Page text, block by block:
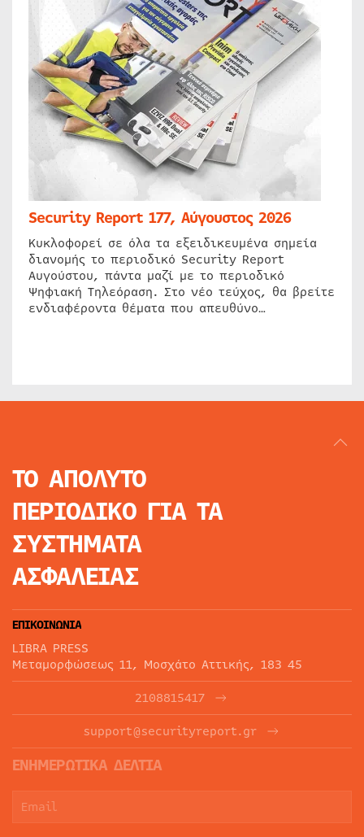
Security Report 177, Αύγουστος 2026
Κυκλοφορεί σε όλα τα εξειδικευμένα σημεία
διανομής το περιοδικό Security Report
Αυγούστου, πάντα μαζί με το περιοδικό
Ψηφιακή Τηλεόραση. Στο νέο τεύχος, θα βρείτε
ενδιαφέροντα θέματα που απευθύνο…
ΤΟ ΑΠΟΛΥΤΟ
ΠΕΡΙΟΔΙΚΟ ΓΙΑ ΤΑ
ΣΥΣΤΗΜΑΤΑ
ΑΣΦΑΛΕΙΑΣ
ΕΠΙΚΟΙΝΩΝΙΑ
LIBRA PRESS
Μεταμορφώσεως 11, Μοσχάτο Αττικής, 183 45
2108815417
support@securityreport.gr
ΕΝΗΜΕΡΩΤΙΚΑ ΔΕΛΤΙΑ